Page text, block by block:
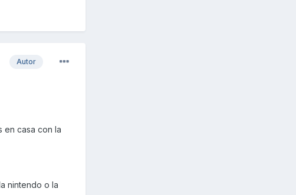
Autor
en casa con la
nintendo o la